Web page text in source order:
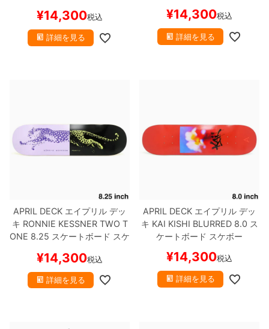
¥14,300税込
詳細を見る
¥14,300税込
詳細を見る
APRIL DECK エイプリル デッ
キ RONNIE KESSNERTWO T
ONE 8.25 スケートボード スケ
¥14,300税込
詳細を見る
APRIL DECK エイプリル デッ
キ KAI KISHI BLURRED 8.0 ス
ケートボード スケボー
¥14,300税込
詳細を見る